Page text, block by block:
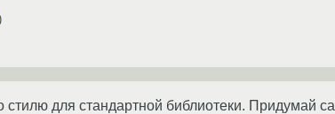
для стандартной библиотеки. Придумай